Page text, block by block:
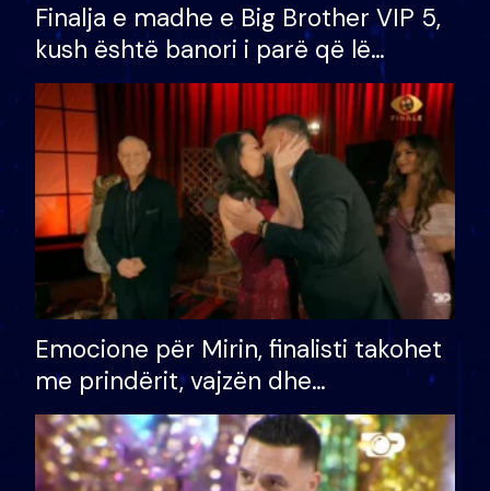
Finalja e madhe e Big Brother VIP 5,
kush është banori i parë që lë
shtëpinë dhe humb mundësinë për
të fituar çmimin e madh
Emocione për Mirin, finalisti takohet
me prindërit, vajzën dhe
bashkëshorten: S’kemi ndonjë letër
divorci apo jo?